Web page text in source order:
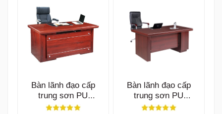
Bàn lãnh đạo cấp
trung sơn PU
ET1600E
Bàn lãnh đạo cấp
trung sơn PU
ET1600T